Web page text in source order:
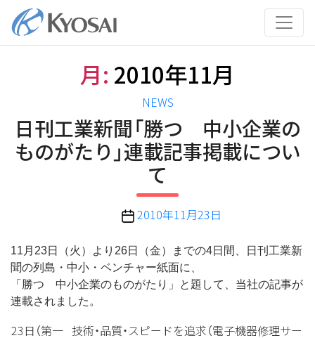
テ
月: 2010年11月
カ
テ
ゴ
リ
ー
NEWS
日刊工業新聞「勝つ 中小企業の
ものがたり」連載記事掲載につい
て
投
日
2010年11月23日
11月23日（火）より26日（金）までの4日間、日刊工業新
聞の列島・中小・ベンチャー紙面に、
「勝つ 中小企業のものがたり」と題して、当社の記事が
連載されました。
23日（第一 技術・品質・スピードを追求（電子機器修理サー